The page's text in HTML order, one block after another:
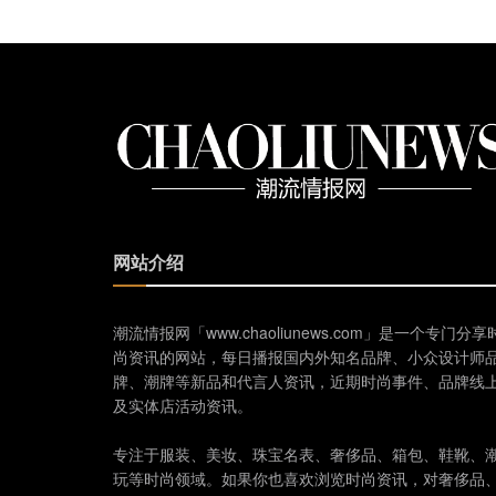
网站介绍
潮流情报网「www.chaoliunews.com」是一个专门分享
尚资讯的网站，每日播报国内外知名品牌、小众设计师
牌、潮牌等新品和代言人资讯，近期时尚事件、品牌线
及实体店活动资讯。
专注于服装、美妆、珠宝名表、奢侈品、箱包、鞋靴、
玩等时尚领域。如果你也喜欢浏览时尚资讯，对奢侈品